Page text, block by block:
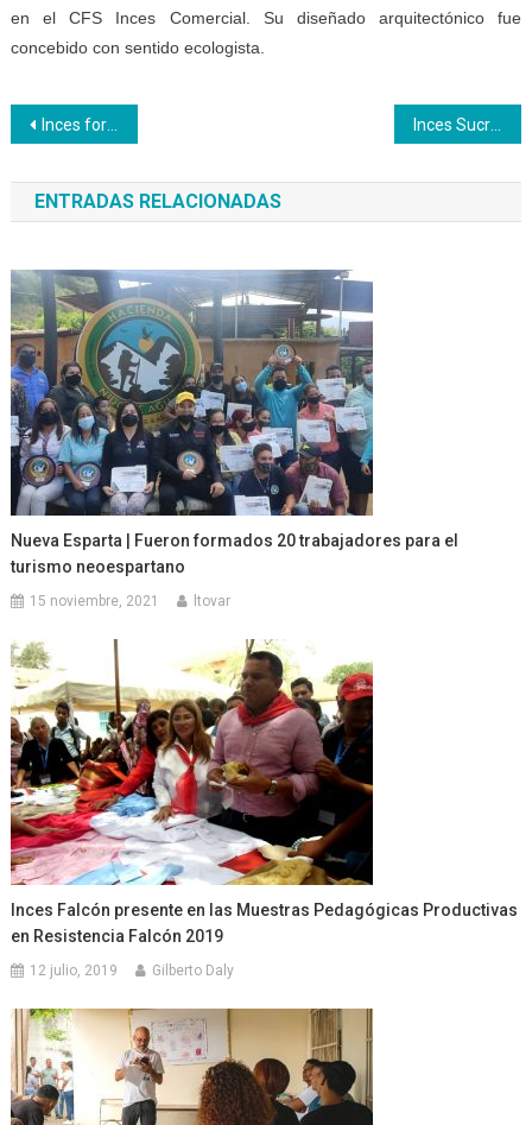
en el CFS Inces Comercial. Su diseñado arquitectónico fue
concebido con sentido ecologista.
Navegación
de
entradas
Inces forma a trabajadores en Servicio de Habitación Inces Sucre muestra innovación y talento en Expoferia Productiva
ENTRADAS RELACIONADAS
Nueva Esparta | Fueron formados 20 trabajadores para el
turismo neoespartano
15 noviembre, 2021 ltovar
Inces Falcón presente en las Muestras Pedagógicas Productivas
en Resistencia Falcón 2019
12 julio, 2019 Gilberto Daly